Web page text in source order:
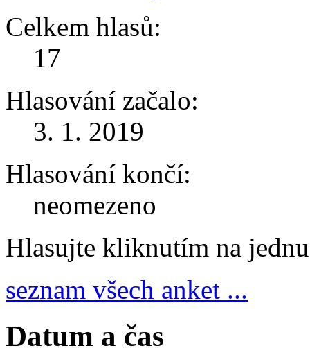
Celkem hlasů:
17
Hlasování začalo:
3. 1. 2019
Hlasování končí:
neomezeno
Hlasujte kliknutím na
seznam všech anket ...
Datum a čas